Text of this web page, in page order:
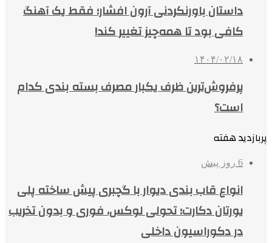
داستان باورنکردنی آرون افشار؛ فقط یک آهنگ
کافی بود تا همه‌چیز تغییر کند!
۱۴۰۴/۰۲/۱۸
پرفروش‌ترین ظرف یکبار مصرف بسته بندی کدام
است؟
پربازدید هفته
6 روز پیش
انواع قاب بندی دیوار با گچبری پیش ساخته پلی
یورتان دکارت؛ تحولی لوکس، فوری و بدون تخریب
در دکوراسیون داخلی